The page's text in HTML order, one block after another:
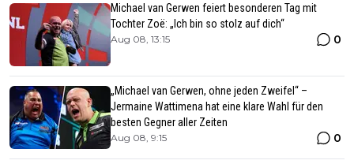
Michael van Gerwen feiert besonderen Tag mit
Tochter Zoë: „Ich bin so stolz auf dich“
Aug 08, 13:15 0
„Michael van Gerwen, ohne jeden Zweifel“ –
Jermaine Wattimena hat eine klare Wahl für den
besten Gegner aller Zeiten
Aug 08, 9:15 0